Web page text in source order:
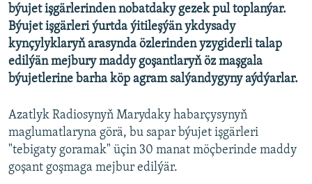
býujet işgärlerinden nobatdaky gezek pul toplanýar.
Býujet işgärleri ýurtda ýitileşýän ykdysady
kynçylyklaryň arasynda özlerinden yzygiderli talap
edilýän mejbury maddy goşantlaryň öz maşgala
býujetlerine barha köp agram salýandygyny aýdýarlar.
Azatlyk Radiosynyň Marydaky habarçysynyň
maglumatlaryna görä, bu sapar býujet işgärleri
"tebigaty goramak" üçin 30 manat möçberinde maddy
goşant goşmaga mejbur edilýär.